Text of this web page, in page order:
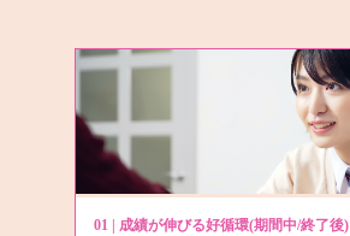
01 | 成績が伸びる好循環(期間中/終了後)